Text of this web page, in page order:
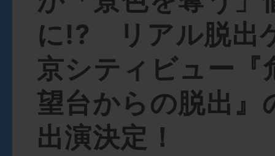
に!? リアル脱出
京シティビュー『
望台からの脱出』
出演決定！